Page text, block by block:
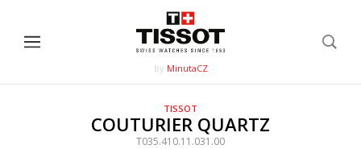
by MinutaCZ
TISSOT
COUTURIER QUARTZ
T035.410.11.031.00